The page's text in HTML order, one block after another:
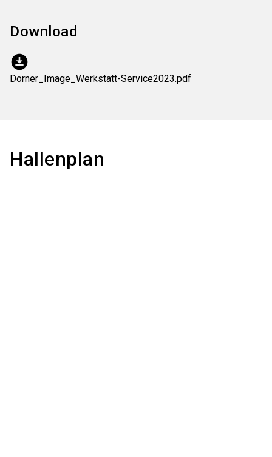
Download
download_for_offline
Dorner_Image_Werkstatt-Service2023.pdf
Hallenplan